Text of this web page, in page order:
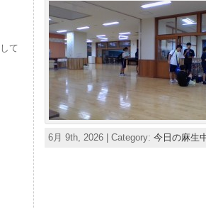
て
6月 9th, 2026 | Category: 今日の麻生